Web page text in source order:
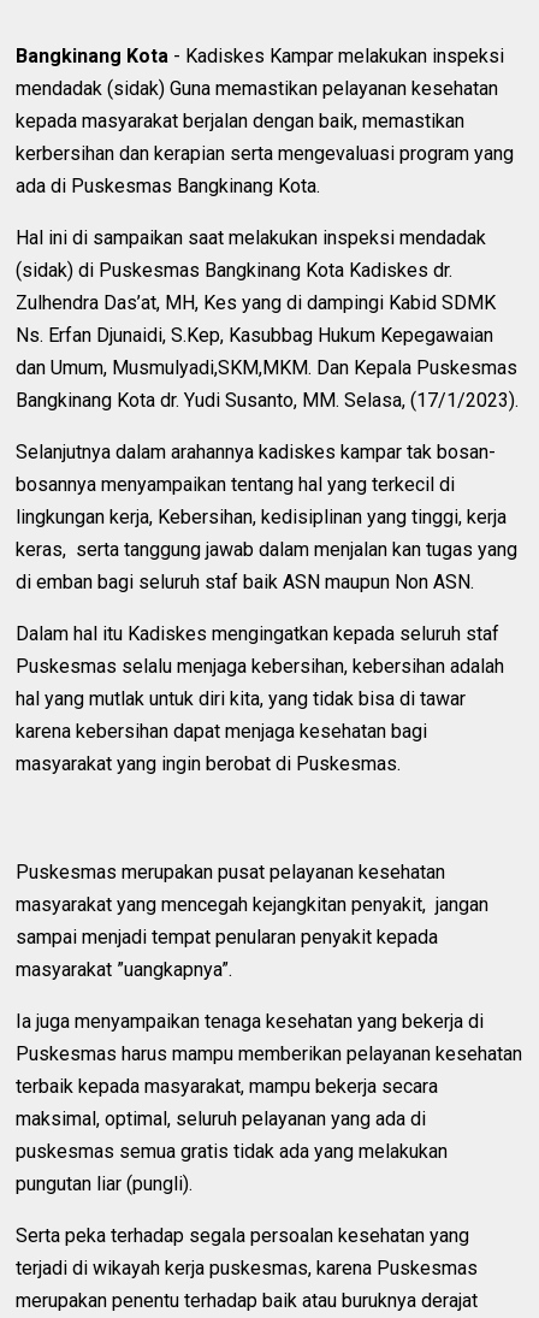
Bangkinang Kota - Kadiskes Kampar melakukan inspeksi
mendadak (sidak) Guna memastikan pelayanan kesehatan
kepada masyarakat berjalan dengan baik, memastikan
kerbersihan dan kerapian serta mengevaluasi program yang
ada di Puskesmas Bangkinang Kota.
Hal ini di sampaikan saat melakukan inspeksi mendadak
(sidak) di Puskesmas Bangkinang Kota Kadiskes dr.
Zulhendra Das’at, MH, Kes yang di dampingi Kabid SDMK
Ns. Erfan Djunaidi, S.Kep, Kasubbag Hukum Kepegawaian
dan Umum, Musmulyadi,SKM,MKM. Dan Kepala Puskesmas
Bangkinang Kota dr. Yudi Susanto, MM. Selasa, (17/1/2023).
Selanjutnya dalam arahannya kadiskes kampar tak bosan-
bosannya menyampaikan tentang hal yang terkecil di
lingkungan kerja, Kebersihan, kedisiplinan yang tinggi, kerja
keras, serta tanggung jawab dalam menjalan kan tugas yang
di emban bagi seluruh staf baik ASN maupun Non ASN.
Dalam hal itu Kadiskes mengingatkan kepada seluruh staf
Puskesmas selalu menjaga kebersihan, kebersihan adalah
hal yang mutlak untuk diri kita, yang tidak bisa di tawar
karena kebersihan dapat menjaga kesehatan bagi
masyarakat yang ingin berobat di Puskesmas.
Puskesmas merupakan pusat pelayanan kesehatan
masyarakat yang mencegah kejangkitan penyakit, jangan
sampai menjadi tempat penularan penyakit kepada
masyarakat ”uangkapnya”.
Ia juga menyampaikan tenaga kesehatan yang bekerja di
Puskesmas harus mampu memberikan pelayanan kesehatan
terbaik kepada masyarakat, mampu bekerja secara
maksimal, optimal, seluruh pelayanan yang ada di
puskesmas semua gratis tidak ada yang melakukan
pungutan liar (pungli).
Serta peka terhadap segala persoalan kesehatan yang
terjadi di wikayah kerja puskesmas, karena Puskesmas
merupakan penentu terhadap baik atau buruknya derajat